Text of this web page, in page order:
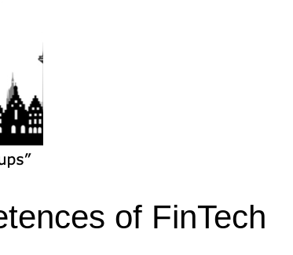
of FinTech